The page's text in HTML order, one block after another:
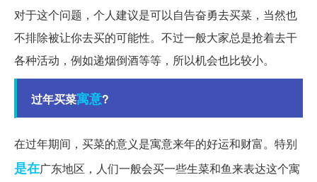
对于这个问题，个人建议是可以自告奋勇去买菜，当然也
不排除被让你去买的可能性。不过一般大家总是抢着去干
各种活动，例如递烟倒酒等等，所以机会也比较小。
过年买菜寓意?
在过年期间，买菜的意义是寓意来年的好运和财富。特别
是在广东地区，人们一般会买一些生菜和鱼来表达这个寓